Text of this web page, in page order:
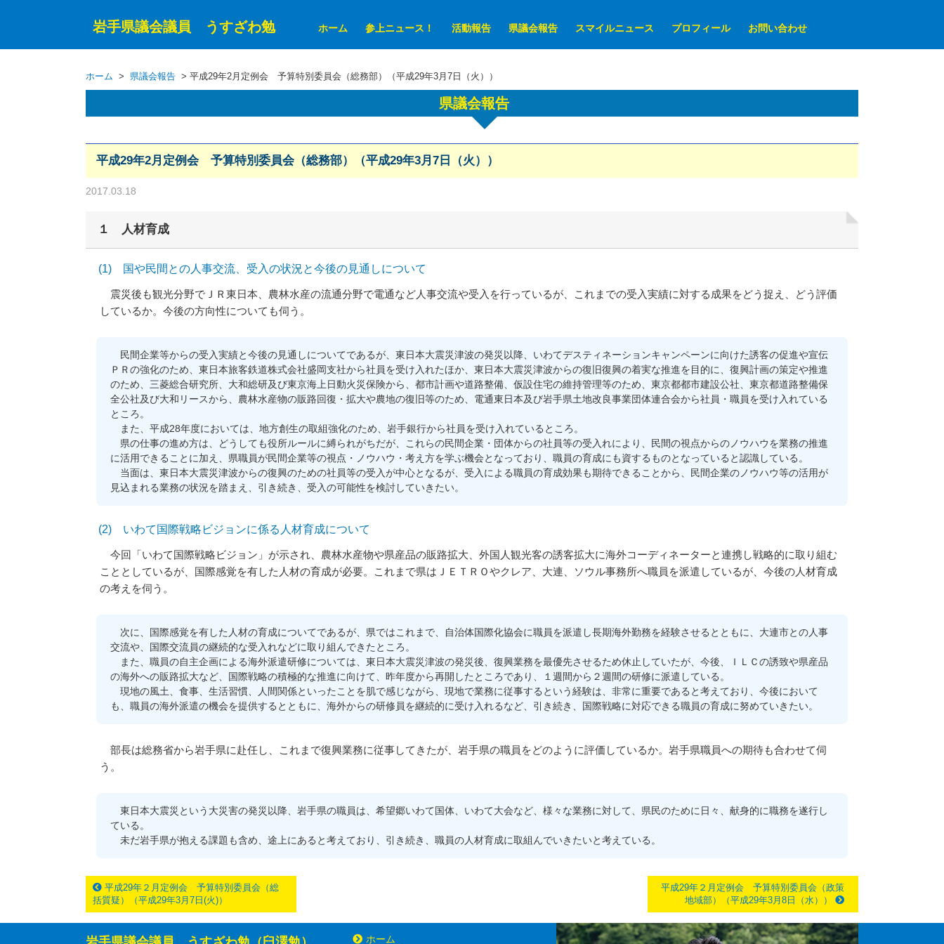
岩手県議会議員 うすざわ勉 ホーム 参上ニュース！ 活動報告 県議会報告 スマイルニュース プロフィール お問い合わせ
ホーム > 県議会報告 > 平成29年2月定例会 予算特別委員会（総務部）（平成29年3月7日（火））
県議会報告
平成29年2月定例会 予算特別委員会（総務部）（平成29年3月7日（火））
2017.03.18
１ 人材育成
(1) 国や民間との人事交流、受入の状況と今後の見通しについて
震災後も観光分野でＪＲ東日本、農林水産の流通分野で電通など人事交流や受入を行っているが、これまでの受入実績に対する成果をどう捉え、どう評価
しているか。今後の方向性についても伺う。
民間企業等からの受入実績と今後の見通しについてであるが、東日本大震災津波の発災以降、いわてデスティネーションキャンペーンに向けた誘客の促進や宣伝
ＰＲの強化のため、東日本旅客鉄道株式会社盛岡支社から社員を受け入れたほか、東日本大震災津波からの復旧復興の着実な推進を目的に、復興計画の策定や推進
のため、三菱総合研究所、大和総研及び東京海上日動火災保険から、都市計画や道路整備、仮設住宅の維持管理等のため、東京都都市建設公社、東京都道路整備保
全公社及び大和リースから、農林水産物の販路回復・拡大や農地の復旧等のため、電通東日本及び岩手県土地改良事業団体連合会から社員・職員を受け入れている
ところ。
また、平成28年度においては、地方創生の取組強化のため、岩手銀行から社員を受け入れているところ。
県の仕事の進め方は、どうしても役所ルールに縛られがちだが、これらの民間企業・団体からの社員等の受入れにより、民間の視点からのノウハウを業務の推進
に活用できることに加え、県職員が民間企業等の視点・ノウハウ・考え方を学ぶ機会となっており、職員の育成にも資するものとなっていると認識している。
当面は、東日本大震災津波からの復興のための社員等の受入が中心となるが、受入による職員の育成効果も期待できることから、民間企業のノウハウ等の活用が
見込まれる業務の状況を踏まえ、引き続き、受入の可能性を検討していきたい。
(2) いわて国際戦略ビジョンに係る人材育成について
今回「いわて国際戦略ビジョン」が示され、農林水産物や県産品の販路拡大、外国人観光客の誘客拡大に海外コーディネーターと連携し戦略的に取り組む
こととしているが、国際感覚を有した人材の育成が必要。これまで県はＪＥＴＲＯやクレア、大連、ソウル事務所へ職員を派遣しているが、今後の人材育成
の考えを伺う。
次に、国際感覚を有した人材の育成についてであるが、県ではこれまで、自治体国際化協会に職員を派遣し長期海外勤務を経験させるとともに、大連市との人事
交流や、国際交流員の継続的な受入れなどに取り組んできたところ。
また、職員の自主企画による海外派遣研修については、東日本大震災津波の発災後、復興業務を最優先させるため休止していたが、今後、ＩＬＣの誘致や県産品
の海外への販路拡大など、国際戦略の積極的な推進に向けて、昨年度から再開したところであり、１週間から２週間の研修に派遣している。
現地の風土、食事、生活習慣、人間関係といったことを肌で感じながら、現地で業務に従事するという経験は、非常に重要であると考えており、今後において
も、職員の海外派遣の機会を提供するとともに、海外からの研修員を継続的に受け入れるなど、引き続き、国際戦略に対応できる職員の育成に努めていきたい。
部長は総務省から岩手県に赴任し、これまで復興業務に従事してきたが、岩手県の職員をどのように評価しているか。岩手県職員への期待も合わせて伺
う。
東日本大震災という大災害の発災以降、岩手県の職員は、希望郷いわて国体、いわて大会など、様々な業務に対して、県民のために日々、献身的に職務を遂行し
ている。
未だ岩手県が抱える課題も含め、途上にあると考えており、引き続き、職員の人材育成に取組んでいきたいと考えている。
平成29年２月定例会 予算特別委員会（総
括質疑）（平成29年3月7日(火)）
平成29年２月定例会 予算特別委員会（政策
地域部）（平成29年3月8日（水））
ホーム